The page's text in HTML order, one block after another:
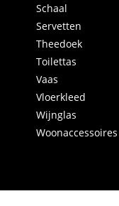
Schaal
Servetten
Theedoek
Toilettas
Vaas
Vloerkleed
Wijnglas
Woonaccessoires